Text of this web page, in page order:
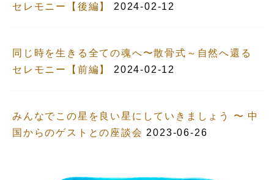
セレモニー【後編】
2024-02-12
同じ時を生きる全ての魂へ〜散骨式～自然へ還る
セレモニー【前編】
2024-02-12
みんなでこの星を良い星にしていきましょう 〜 中
国からのゲストとの座談会 2023-06-26